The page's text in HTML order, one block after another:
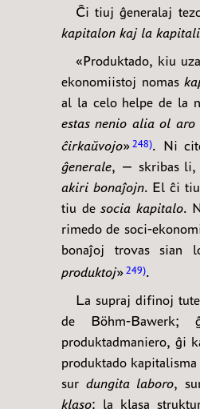
Ĉi tiuj ĝeneralaj
kapitalon kaj la
«Produktado, kiu
ekonomiistoj nomas
al la celo helpe de la
estas nenio alia ol
ĉirkaŭvojo» 248 . Ni
ĝenerale, — skribas
akiri bonaĵojn. El ĉi tiu
tiu desocia kapitalo.
rimedo de soci-
bonaĵoj trovas sian
produktoj» 249 .
La supraj difinoj
de Böhm-
produktadmaniero, ĝi
produktado
sur dungita laboro,
klaso: la klasa